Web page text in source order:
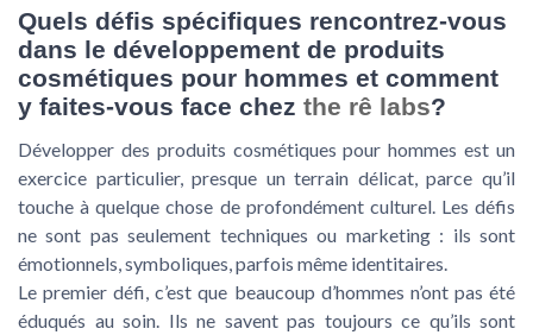
Quels défis spécifiques rencontrez-vous
dans le développement de produits
cosmétiques pour hommes et comment
y faites-vous face chez the rê labs?
Développer des produits cosmétiques pour hommes est un
exercice particulier, presque un terrain délicat, parce qu’il
touche à quelque chose de profondément culturel. Les défis
ne sont pas seulement techniques ou marketing : ils sont
émotionnels, symboliques, parfois même identitaires.
Le premier défi, c’est que beaucoup d’hommes n’ont pas été
éduqués au soin. Ils ne savent pas toujours ce qu’ils sont